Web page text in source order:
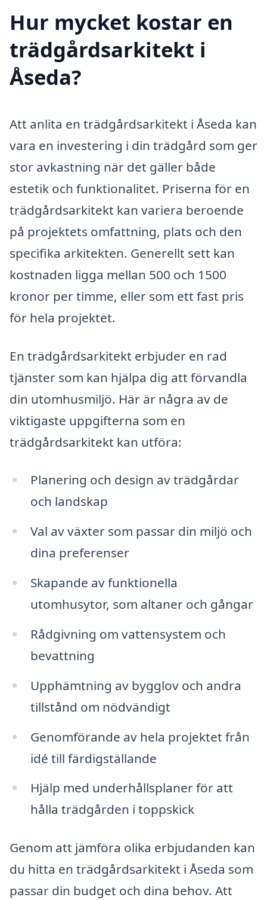
Hur mycket kostar en
trädgårdsarkitekt i
Åseda?
Att anlita en trädgårdsarkitekt i Åseda kan
vara en investering i din trädgård som ger
stor avkastning när det gäller både
estetik och funktionalitet. Priserna för en
trädgårdsarkitekt kan variera beroende
på projektets omfattning, plats och den
specifika arkitekten. Generellt sett kan
kostnaden ligga mellan 500 och 1500
kronor per timme, eller som ett fast pris
för hela projektet.
En trädgårdsarkitekt erbjuder en rad
tjänster som kan hjälpa dig att förvandla
din utomhusmiljö. Här är några av de
viktigaste uppgifterna som en
trädgårdsarkitekt kan utföra:
Planering och design av trädgårdar
och landskap
Val av växter som passar din miljö och
dina preferenser
Skapande av funktionella
utomhusytor, som altaner och gångar
Rådgivning om vattensystem och
bevattning
Upphämtning av bygglov och andra
tillstånd om nödvändigt
Genomförande av hela projektet från
idé till färdigställande
Hjälp med underhållsplaner för att
hålla trädgården i toppskick
Genom att jämföra olika erbjudanden kan
du hitta en trädgårdsarkitekt i Åseda som
passar din budget och dina behov. Att